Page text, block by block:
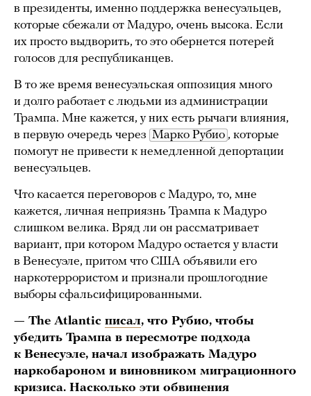
в президенты, именно поддержка венесуэльцев,
которые сбежали от Мадуро, очень высока. Если
их просто выдворить, то это обернется потерей
голосов для республиканцев.
В то же время венесуэльская оппозиция много
и долго работает с людьми из администрации
Трампа. Мне кажется, у них есть рычаги влияния,
в первую очередь через Марко Рубио , которые
помогут не привести к немедленной депортации
венесуэльцев.
Что касается переговоров с Мадуро, то, мне
кажется, личная неприязнь Трампа к Мадуро
слишком велика. Вряд ли он рассматривает
вариант, при котором Мадуро остается у власти
в Венесуэле, притом что США объявили его
наркотеррористом и признали прошлогодние
выборы сфальсифицированными.
— The Atlantic писал, что Рубио, чтобы
убедить Трампа в пересмотре подхода
к Венесуэле, начал изображать Мадуро
наркобароном и виновником миграционного
кризиса. Насколько эти обвинения